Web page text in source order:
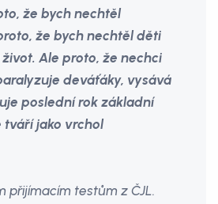
že bych nechtěl
že bych nechtěl děti
Ale proto, že nechci
deváťáky, vysává
poslední rok základní
tváří jako vrchol
přijímacím testům z ČJL.